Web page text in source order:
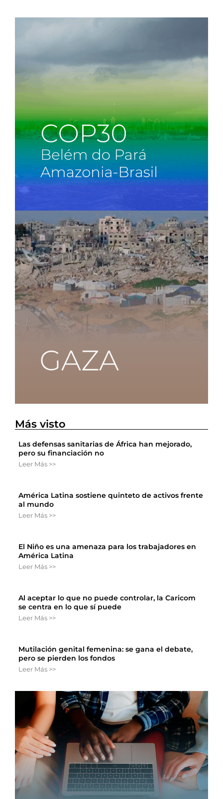
Más visto
Las defensas sanitarias de África han mejorado,
pero su financiación no
Leer Más >>
América Latina sostiene quinteto de activos frente
al mundo
Leer Más >>
El Niño es una amenaza para los trabajadores en
América Latina
Leer Más >>
Al aceptar lo que no puede controlar, la Caricom
se centra en lo que sí puede
Leer Más >>
Mutilación genital femenina: se gana el debate,
pero se pierden los fondos
Leer Más >>